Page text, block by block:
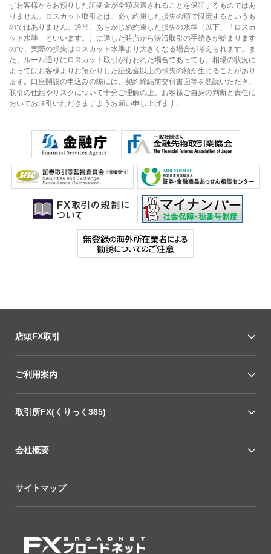
ずお客様からお預りした証拠金が全額返還されることを保証するものではあ
りません。ロスカット取引とは、必ず約束した損失の額で限定するというも
のではありません。通常、あらかじめ約束した損失の水準（以下、「ロスカ
ット水準」といいます。）に達した時点から決済取引の手続きが始まります
ので、実際の損失はロスカット水準より大きくなる場合が考えられます。ま
た、ルール通りにロスカット取引が行われた場合であっても、相場の状況に
よってはお客様よりお預かりした証拠金以上の損失の額が生じることがあり
ます。口座開設の申込みの際には、契約締結前交付書面等を熟読いただき、
取引の仕組やリスクについて十分ご理解の上、お客様ご自身の判断と責任に
おいてお取引いただきますようお願い申し上げます。
店頭FX取引
ご利用案内
取引所FX(くりっく365)
会社概要
サイトマップ